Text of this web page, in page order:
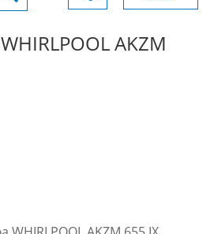
WHIRLPOOL AKZM